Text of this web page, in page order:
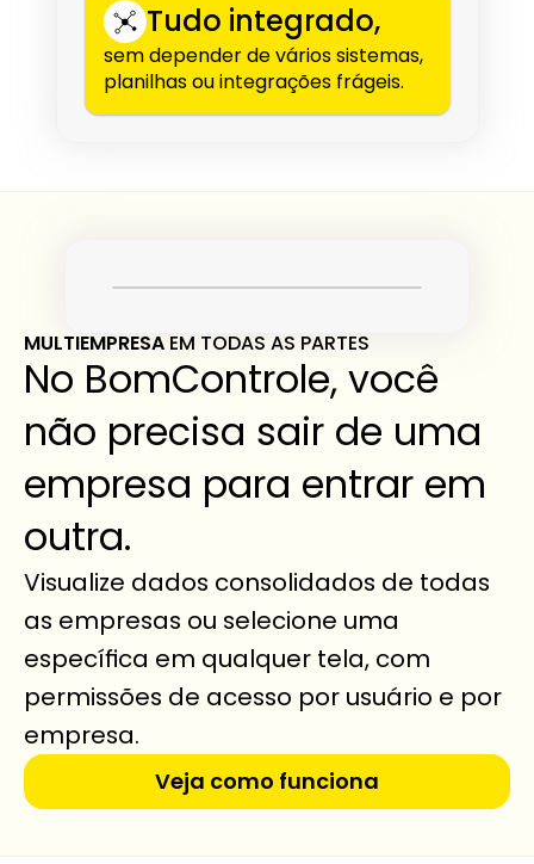
Tudo integrado,
sem depender de vários sistemas,
planilhas ou integrações frágeis.
MULTIEMPRESA EM TODAS AS PARTES
No BomControle, você
não precisa sair de uma
empresa para entrar em
outra.
Visualize dados consolidados de todas
as empresas ou selecione uma
específica em qualquer tela, com
permissões de acesso por usuário e por
empresa.
Veja como funciona